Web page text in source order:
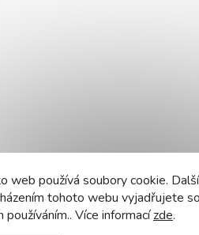
web používá soubory cookie.
tohoto webu vyjadřujete
používáním.. Více informacízde.